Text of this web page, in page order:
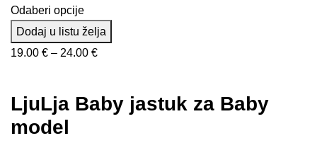
Odaberi opcije
Dodaj u listu želja
19.00 € – 24.00 €Raspon
19.00 €
LjuLja Baby jastuk za Baby
model